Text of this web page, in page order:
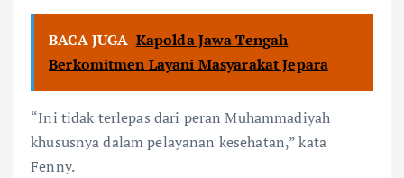
BACA JUGA Kapolda Jawa Tengah
Berkomitmen Layani Masyarakat Jepara
“Ini tidak terlepas dari peran Muhammadiyah
khususnya dalam pelayanan kesehatan,” kata
Fenny.